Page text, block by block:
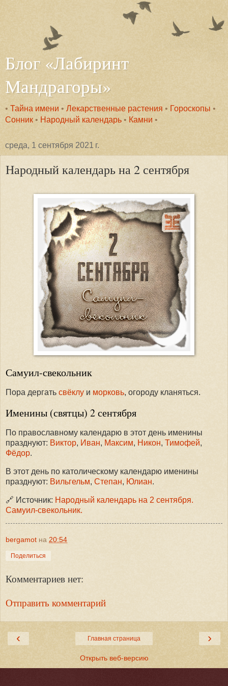
Блог «Лабиринт
Мандрагоры»
• Тайна имени • Лекарственные растения • Гороскопы •
Сонник • Народный календарь • Камни •
среда, 1 сентября 2021 г.
Народный календарь на 2 сентября
Самуил-свекольник
Пора дергать свёклу и морковь, огороду кланяться.
Именины (святцы) 2 сентября
По православному календарю в этот день именины
празднуют: Виктор, Иван, Максим, Никон, Тимофей,
Фёдор.
В этот день по католическому календарю именины
празднуют: Вильгельм, Степан, Юлиан.
🔗 Источник: Народный календарь на 2 сентября.
Самуил-свекольник.
bergamot на 20:54
Поделиться
Комментариев нет:
Отправить комментарий
‹ ›
Главная страница
Открыть веб-версию